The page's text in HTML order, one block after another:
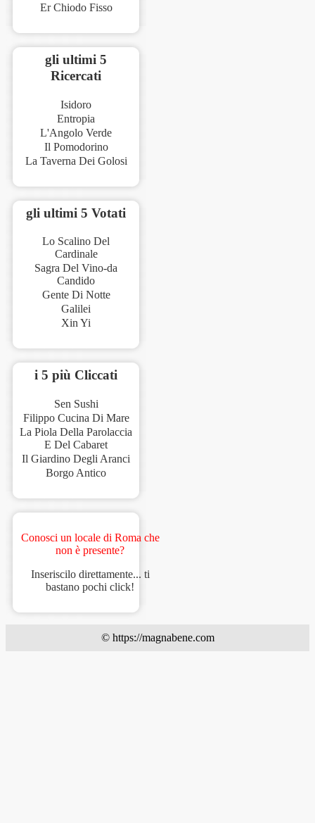
Er Chiodo Fisso
gli ultimi 5
Ricercati
Isidoro
Entropia
L'Angolo Verde
Il Pomodorino
La Taverna Dei Golosi
gli ultimi 5 Votati
Lo Scalino Del
Cardinale
Sagra Del Vino-da
Candido
Gente Di Notte
Galilei
Xin Yi
i 5 più Cliccati
Sen Sushi
Filippo Cucina Di Mare
La Piola Della Parolaccia
E Del Cabaret
Il Giardino Degli Aranci
Borgo Antico
Conosci un locale di Roma che
non è presente?
Inseriscilo direttamente... ti
bastano pochi click!
© https://magnabene.com